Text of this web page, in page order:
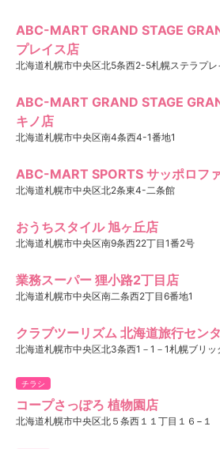
ABC-MART GRAND STAGE
プレイス店
北海道札幌市中央区北5条西2-5札幌ステラプ
ABC-MART GRAND STAGE
キノ店
北海道札幌市中央区南4条西4-1番地1
ABC-MART SPORTS サッポロフ
北海道札幌市中央区北2条東4-二条館
おうちスタイル 旭ヶ丘店
北海道札幌市中央区南9条西22丁目1番2号
業務スーパー 狸小路2丁目店
北海道札幌市中央区南二条西2丁目6番地1
クラブツーリズム 北海道旅行セン
北海道札幌市中央区北3条西1－1－1札幌ブリッ
チラシ
コープさっぽろ 植物園店
北海道札幌市中央区北５条西１１丁目１６−１